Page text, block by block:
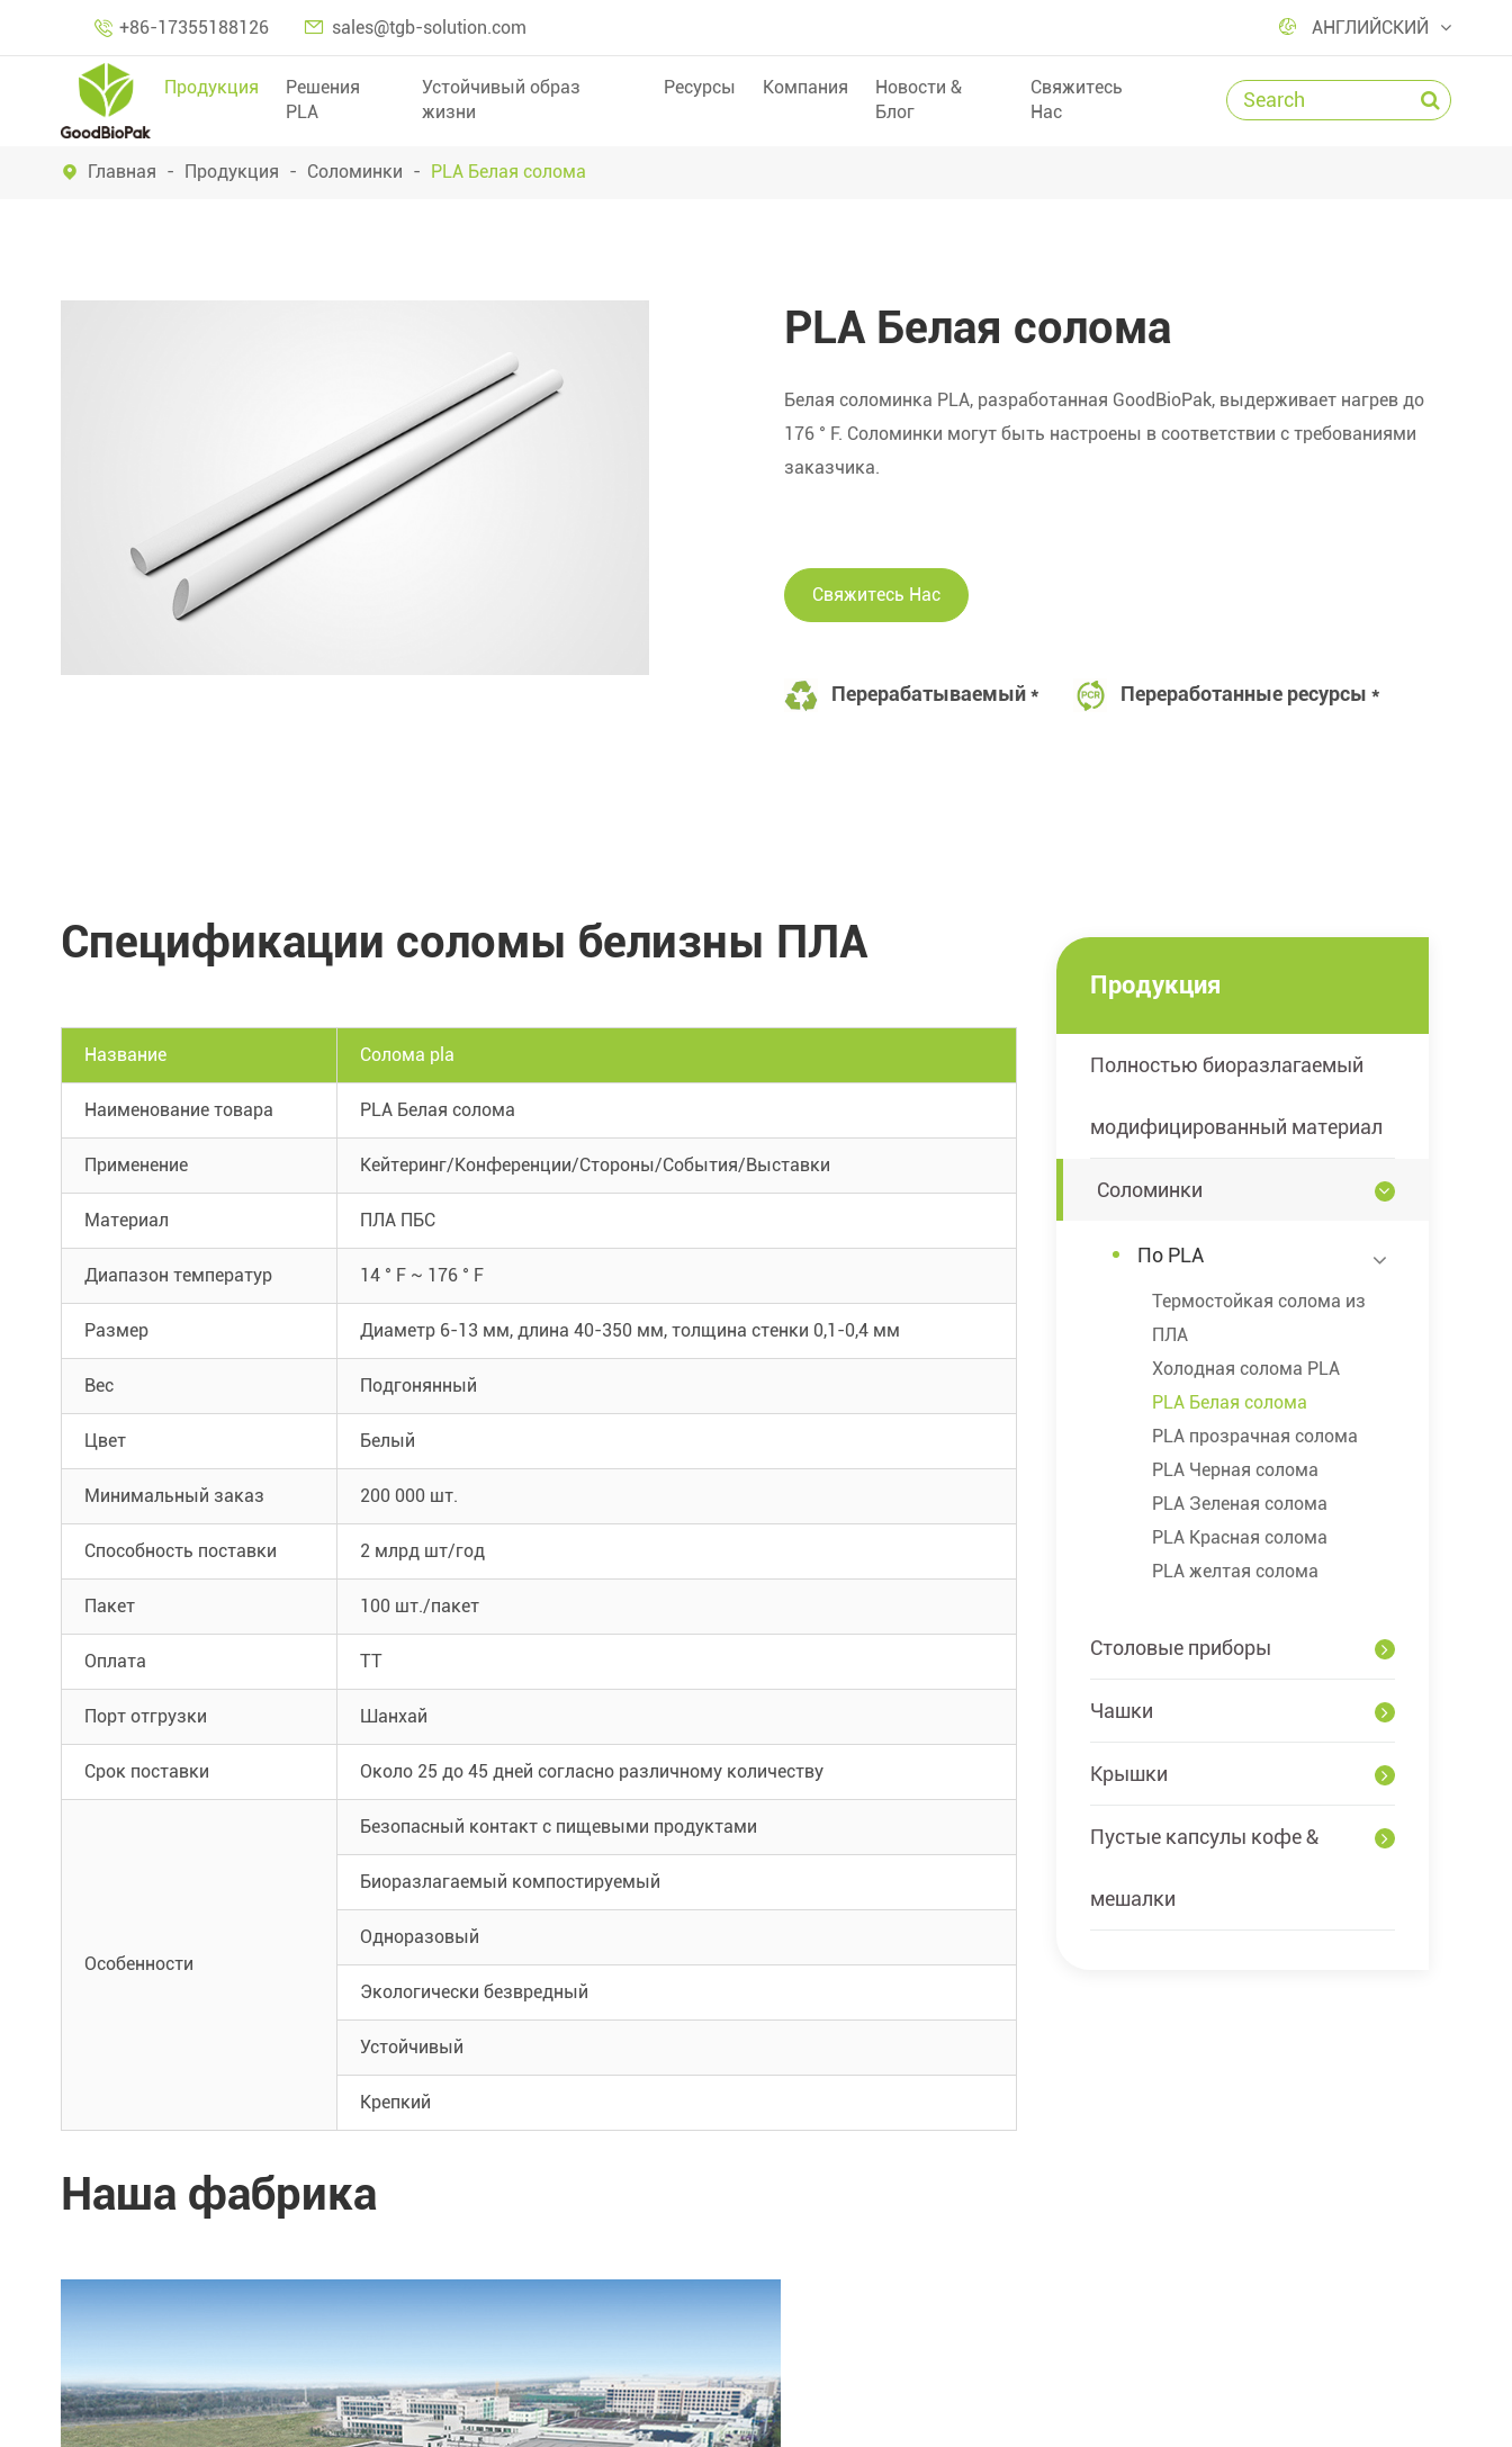
 +86-17355188126  sales@tgb-solution.com  АНГЛИЙСКИЙ
Продукция
Решения
PLA
Устойчивый образ
жизни
Ресурсы Компания
Новости &
Блог
Свяжитесь
Нас
 Главная Продукция Соломинки PLA Белая солома
PLA Белая солома
Белая соломинка PLA, разработанная GoodBioPak, выдерживает нагрев до
176 ° F. Соломинки могут быть настроены в соответствии с требованиями
заказчика.
Свяжитесь Нас
Перерабатываемый * Переработанные ресурсы *
Спецификации соломы белизны ПЛА
Название Солома pla
Наименование товара PLA Белая солома
Применение Кейтеринг/Конференции/Стороны/События/Выставки
Материал ПЛА ПБС
Диапазон температур 14 ° F ~ 176 ° F
Размер Диаметр 6-13 мм, длина 40-350 мм, толщина стенки 0,1-0,4 мм
Вес Подгонянный
Цвет Белый
Минимальный заказ 200 000 шт.
Способность поставки 2 млрд шт/год
Пакет 100 шт./пакет
Оплата ТТ
Порт отгрузки Шанхай
Срок поставки Около 25 до 45 дней согласно различному количеству
Особенности
Безопасный контакт с пищевыми продуктами
Биоразлагаемый компостируемый
Одноразовый
Экологически безвредный
Устойчивый
Крепкий
Наша фабрика
Продукция
Полностью биоразлагаемый
модифицированный материал
Соломинки
По PLA
Термостойкая солома из
ПЛА
Холодная солома PLA
PLA Белая солома
PLA прозрачная солома
PLA Черная солома
PLA Зеленая солома
PLA Красная солома
PLA желтая солома
Столовые приборы
Чашки
Крышки
Пустые капсулы кофе &
мешалки